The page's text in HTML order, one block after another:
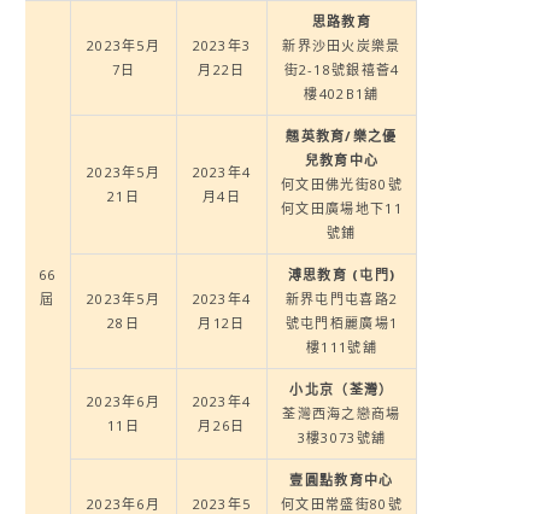
66
屆
2023年5月
7日
2023年3
月22日
思路教育
新界沙田火炭樂景
街2-18號銀禧薈4
樓402B1舖
2023年5月
21日
2023年4
月4日
翹英教育/樂之優
兒教育中心
何文田佛光街80號
何文田廣場地下11
號鋪
2023年5月
28日
2023年4
月12日
溥思教育 (屯門)
新界屯門屯喜路2
號屯門栢麗廣場1
樓111號舖
2023年6月
11日
2023年4
月26日
小北京（荃灣）
荃灣西海之戀商場
3樓3073號舖
2023年6月
2023年5
壹圓點教育中心
何文田常盛街80號